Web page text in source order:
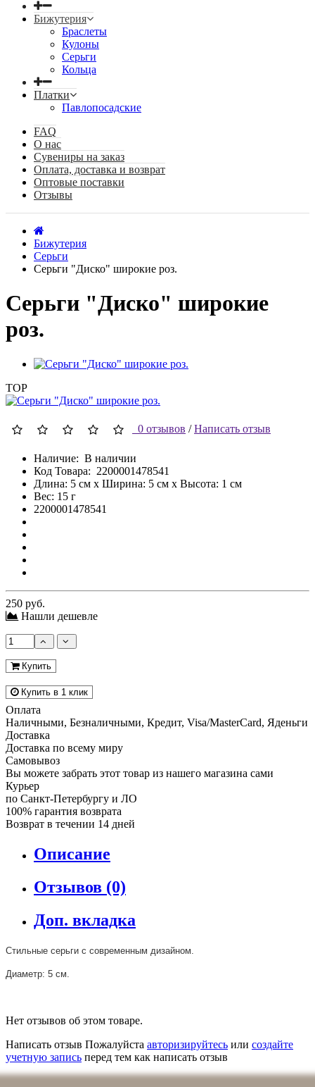
Бижутерия
Браслеты
Кулоны
Серьги
Кольца
Платки
Павлопосадские
FAQ
О нас
Сувениры на заказ
Оплата, доставка и возврат
Оптовые поставки
Отзывы
Бижутерия
Серьги
Серьги "Диско" широкие роз.
Серьги "Диско" широкие
роз.
TOP
0 отзывов / Написать отзыв
Наличие: В наличии
Код Товара: 2200001478541
Длина: 5 см x Ширина: 5 см x Высота: 1 см
Вес: 15 г
2200001478541
250 руб.
Нашли дешевле
Купить
Купить в 1 клик
Оплата
Наличными, Безналичными, Кредит, Visa/MasterCard, Яденьги
Доставка
Доставка по всему миру
Самовывоз
Вы можете забрать этот товар из нашего магазина сами
Курьер
по Санкт-Петербургу и ЛО
100% гарантия возврата
Возврат в течении 14 дней
Описание
Отзывов (0)
Доп. вкладка
Стильные серьги с современным дизайном.
Диаметр: 5 см.
Нет отзывов об этом товаре.
Написать отзыв Пожалуйста авторизируйтесь или создайте
учетную запись перед тем как написать отзыв